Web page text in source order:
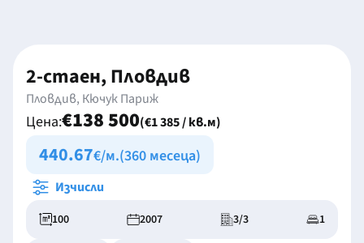
2-стаен, Пловдив
Пловдив, Кючук Париж
Цена:€138 500(€1 385 / кв.м)
440.67€/м.(360 месеца)
Изчисли
100 2007 3/3 1